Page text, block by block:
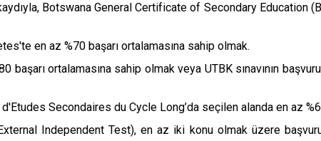
Botswana General Certificate of Secondary Education
en az %70 başarı ortalamasına sahip olmak.
başarı ortalamasına sahip olmak veya UTBK sınavının
Secondaires du Cycle Long’da seçilen alanda en az
Independent Test), en az iki konu olmak üzere